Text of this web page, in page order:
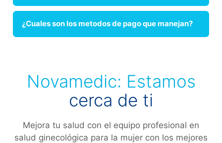
¿Cuales son los metodos de pago que manejan?
Novamedic: Estamos
cerca de ti
Mejora tu salud con el equipo profesional en
salud ginecológica para la mujer con los mejores